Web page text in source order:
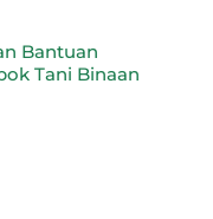
Bantuan
Tani Binaan